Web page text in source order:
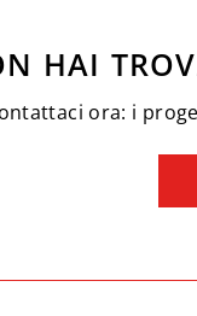
HAI
ora: i